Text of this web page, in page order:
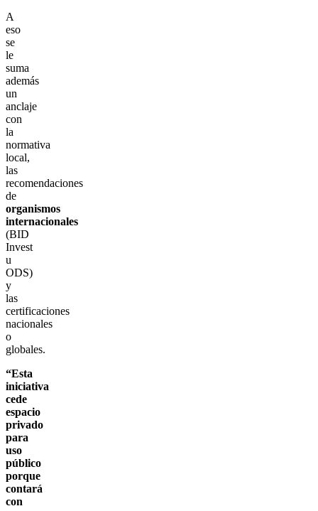
A
eso
se
le
suma
además
un
anclaje
con
la
normativa
local,
las
recomendaciones
de
organismos
internacionales
(BID
Invest
u
ODS)
y
las
certificaciones
nacionales
o
globales.
“Esta
iniciativa
cede
espacio
privado
para
uso
público
porque
contará
con